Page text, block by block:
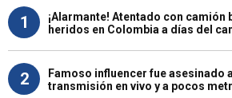
1
¡Alarmante! Atentado con camión
heridos en Colombia a días del
2
Famoso influencer fue asesinado
transmisión en vivo y a pocos